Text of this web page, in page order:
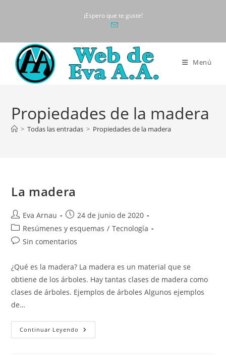
¡Espero que te guste!
Menú
Propiedades de la madera
> Todas las entradas > Propiedades de la madera
La madera
Autor
de
la
entrada:
Eva Arnau
Publicación
de
la
entrada:
24 de junio de 2020
Categoría
de
Resúmenes y esquemas / Tecnología
Comentarios
la
entrada:
Sin comentarios
¿Qué es la madera? La madera es un material que se
obtiene de los árboles. Hay tantas clases de madera como
clases de árboles. Ejemplos de árboles Algunos ejemplos
de…
Continuar Leyendo La
Madera